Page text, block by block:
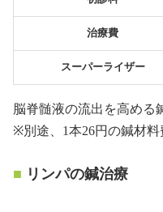
治療費
スーパーライザー
脳脊髄液の流出を高める
※別途、1本26円の鍼材料
リンパの鍼治療